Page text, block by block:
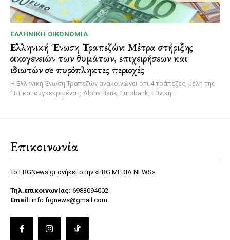
ΕΛΛΗΝΙΚΉ ΟΙΚΟΝΟΜΊΑ
Ελληνική Ένωση Τραπεζών: Μέτρα στήριξης
οικογενειών των θυμάτων, επιχειρήσεων και
ιδιωτών σε πυρόπληκτες περιοχές
Η Ελληνική Ένωση Τραπεζών ανακοινώνει ότι 4 τράπεζες, μέλη της
ΕΕΤ και συγκεκριμένα η Alpha Bank, Eurobank, Εθνική...
Επικοινωνία
Το FRGNews.gr ανήκει στην «FRG MEDIA NEWS»
Τηλ.επικοινωνίας: 6983094002
Email: info.frgnews@gmail.com